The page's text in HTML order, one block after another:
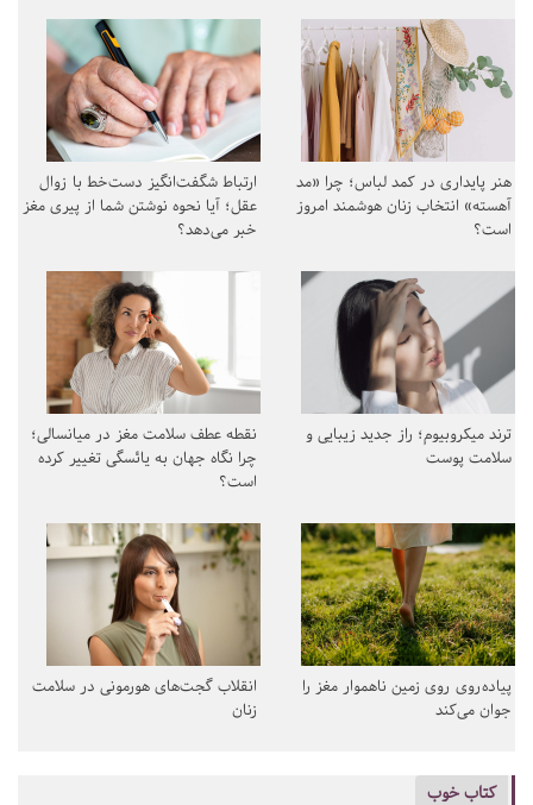
هنر پایداری در کمد لباس؛ چرا «مد
آهسته» انتخاب زنان هوشمند امروز
است؟
ارتباط شگفت‌انگیز دست‌خط با زوال
عقل؛ آیا نحوه نوشتن شما از پیری مغز
خبر می‌دهد؟
ترند میکروبیوم؛ راز جدید زیبایی و
سلامت پوست
نقطه عطف سلامت مغز در میانسالی؛
چرا نگاه جهان به یائسگی تغییر کرده
است؟
پیاده‌روی روی زمین ناهموار مغز را
جوان می‌کند
انقلاب گجت‌های هورمونی در سلامت
زنان
کتاب خوب